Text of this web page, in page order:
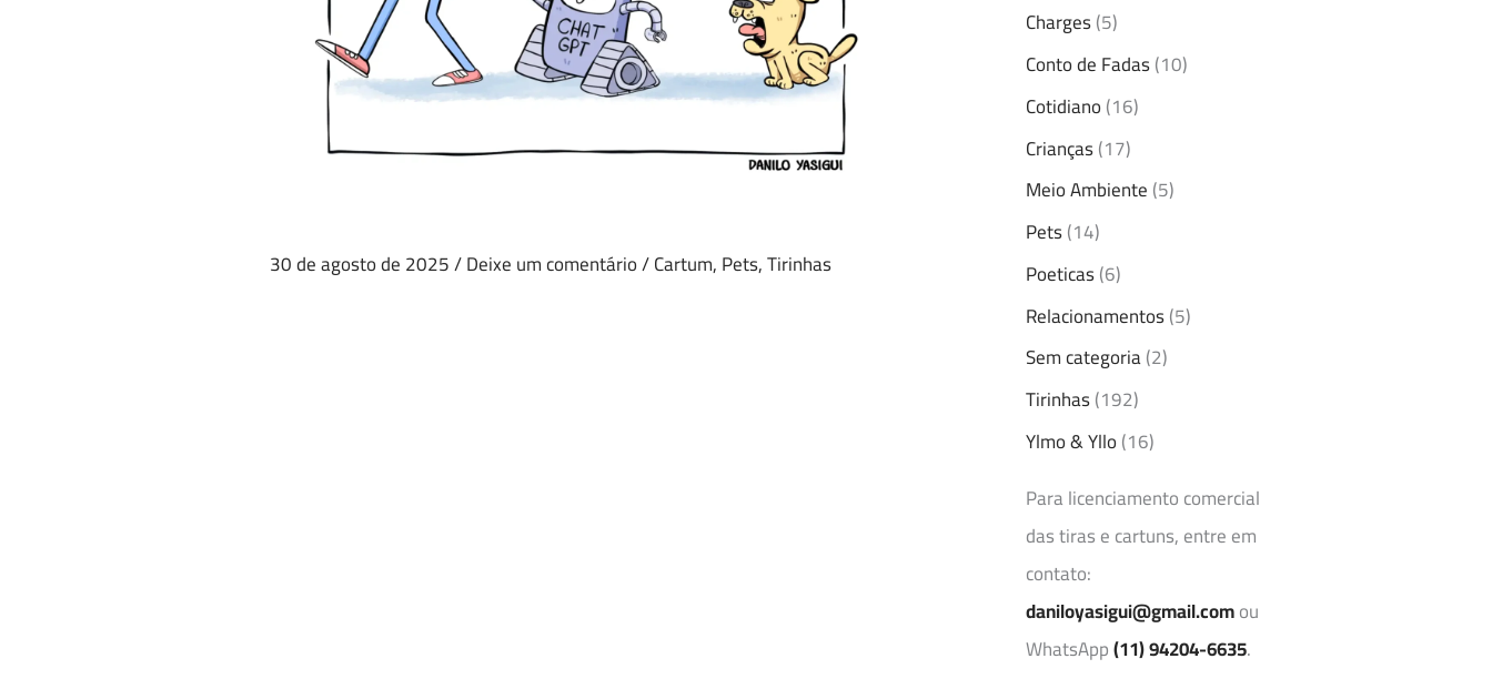
30 de agosto de 2025/Deixe um comentário/Cartum,Pets,Tirinhas
Charges(5)
Conto de Fadas(10)
Cotidiano(16)
Crianças(17)
Meio Ambiente(5)
Pets(14)
Poeticas(6)
Relacionamentos(5)
Sem categoria(2)
Tirinhas(192)
Ylmo & Yllo(16)
Para licenciamento comercial
das tiras e cartuns, entre em
contato:
daniloyasigui@gmail.comou
WhatsApp(11) 94204-6635.